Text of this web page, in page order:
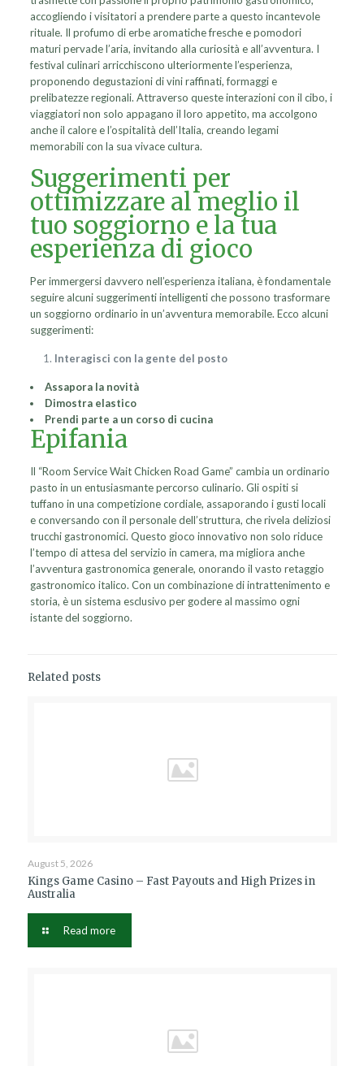
accogliendo i visitatori a prendere parte a questo incantevole
rituale. Il profumo di erbe aromatiche fresche e pomodori
maturi pervade l’aria, invitando alla curiosità e all’avventura. I
festival culinari arricchiscono ulteriormente l’esperienza,
proponendo degustazioni di vini raffinati, formaggi e
prelibatezze regionali. Attraverso queste interazioni con il cibo, i
viaggiatori non solo appagano il loro appetito, ma accolgono
anche il calore e l’ospitalità dell’Italia, creando legami
memorabili con la sua vivace cultura.
Suggerimenti per
ottimizzare al meglio il
tuo soggiorno e la tua
esperienza di gioco
Per immergersi davvero nell’esperienza italiana, è fondamentale
seguire alcuni suggerimenti intelligenti che possono trasformare
un soggiorno ordinario in un’avventura memorabile. Ecco alcuni
suggerimenti:
Interagisci con la gente del posto
Assapora la novità
Dimostra elastico
Prendi parte a un corso di cucina
Epifania
Il “Room Service Wait Chicken Road Game” cambia un ordinario
pasto in un entusiasmante percorso culinario. Gli ospiti si
tuffano in una competizione cordiale, assaporando i gusti locali
e conversando con il personale dell’struttura, che rivela deliziosi
trucchi gastronomici. Questo gioco innovativo non solo riduce
l’tempo di attesa del servizio in camera, ma migliora anche
l’avventura gastronomica generale, onorando il vasto retaggio
gastronomico italico. Con un combinazione di intrattenimento e
storia, è un sistema esclusivo per godere al massimo ogni
istante del soggiorno.
Related posts
August 5, 2026
Kings Game Casino – Fast Payouts and High Prizes in
Australia
Read more